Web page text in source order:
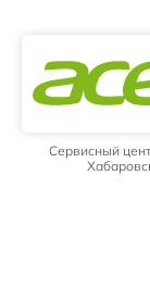
Сервисный